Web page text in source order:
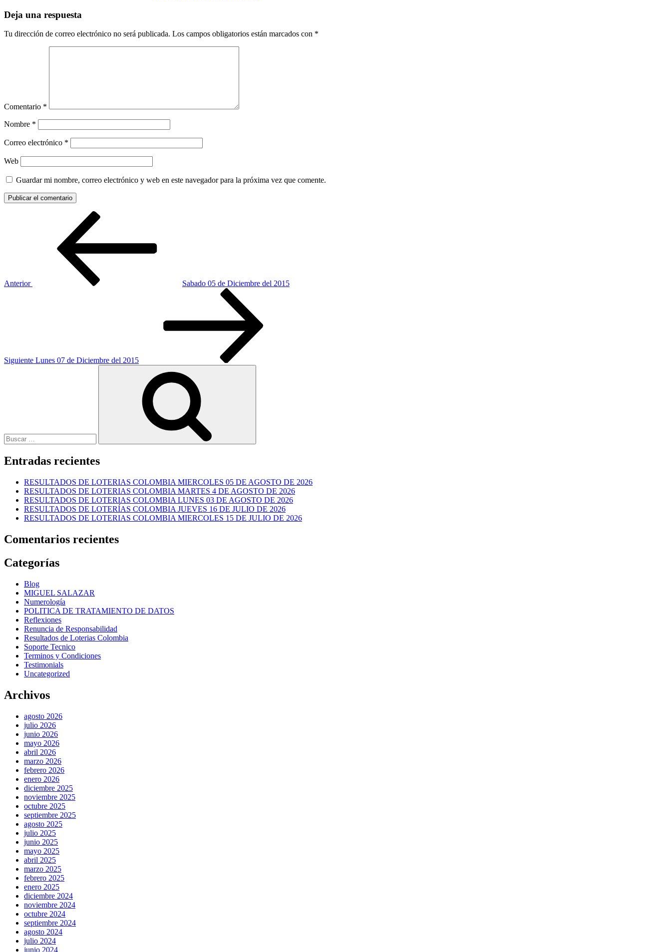
Deja una respuesta
Tu dirección de correo electrónico no será publicada. Los campos obligatorios están marcados con *
Comentario *
Nombre *
Correo electrónico *
Web
Guardar mi nombre, correo electrónico y web en este navegador para la próxima vez que comente.
Anterior
Sabado 05 de Diciembre del 2015
Siguiente Lunes 07 de Diciembre del 2015
Entradas recientes
RESULTADOS DE LOTERIAS COLOMBIA MIERCOLES 05 DE AGOSTO DE 2026
RESULTADOS DE LOTERIAS COLOMBIA MARTES 4 DE AGOSTO DE 2026
RESULTADOS DE LOTERIAS COLOMBIA LUNES 03 DE AGOSTO DE 2026
RESULTADOS DE LOTERÍAS COLOMBIA JUEVES 16 DE JULIO DE 2026
RESULTADOS DE LOTERIAS COLOMBIA MIERCOLES 15 DE JULIO DE 2026
Comentarios recientes
Categorías
Blog
MIGUEL SALAZAR
Numerología
POLITICA DE TRATAMIENTO DE DATOS
Reflexiones
Renuncia de Responsabilidad
Resultados de Loterias Colombia
Soporte Tecnico
Terminos y Condiciones
Testimonials
Uncategorized
Archivos
agosto 2026
julio 2026
junio 2026
mayo 2026
abril 2026
marzo 2026
febrero 2026
enero 2026
diciembre 2025
noviembre 2025
octubre 2025
septiembre 2025
agosto 2025
julio 2025
junio 2025
mayo 2025
abril 2025
marzo 2025
febrero 2025
enero 2025
diciembre 2024
noviembre 2024
octubre 2024
septiembre 2024
agosto 2024
julio 2024
junio 2024